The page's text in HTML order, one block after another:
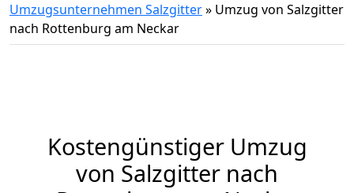
Umzugsunternehmen Salzgitter» Umzug von Salzgitter
nach Rottenburg am Neckar
Kostengünstiger Umzug
von Salzgitter nach